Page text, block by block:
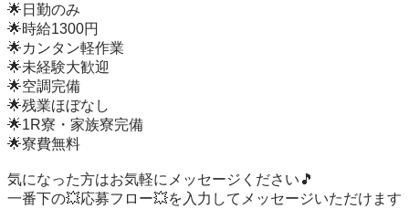
🌟日勤のみ
🌟時給1300円
🌟カンタン軽作業
🌟未経験大歓迎
🌟空調完備
🌟残業ほぼなし
🌟1R寮・家族寮完備
🌟寮費無料
気になった方はお気軽にメッセージください🎵
一番下の💥応募フロー💥を入力してメッセージいただけます